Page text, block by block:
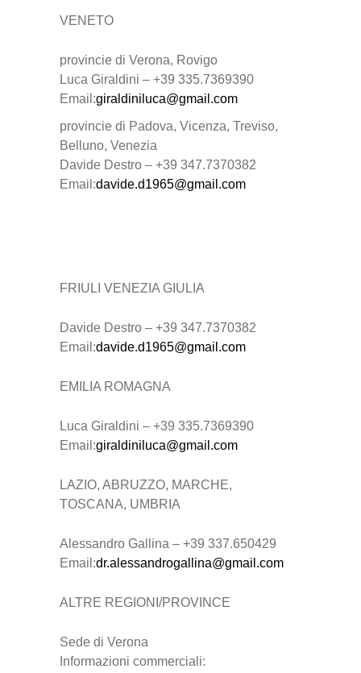
VENETO
provincie di Verona, Rovigo
Luca Giraldini – +39 335.7369390
Email:giraldiniluca@gmail.com
provincie di Padova, Vicenza, Treviso,
Belluno, Venezia
Davide Destro – +39 347.7370382
Email:davide.d1965@gmail.com
FRIULI VENEZIA GIULIA
Davide Destro – +39 347.7370382
Email:davide.d1965@gmail.com
EMILIA ROMAGNA
Luca Giraldini – +39 335.7369390
Email:giraldiniluca@gmail.com
LAZIO, ABRUZZO, MARCHE,
TOSCANA, UMBRIA
Alessandro Gallina – +39 337.650429
Email:dr.alessandrogallina@gmail.com
ALTRE REGIONI/PROVINCE
Sede di Verona
Informazioni commerciali: